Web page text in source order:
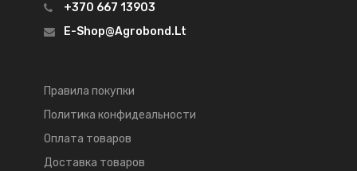
+370 667 13903
E-Shop@agrobond.lt
Правила покупки
Политика конфидеальности
Оплата товаров
Доставка товаров